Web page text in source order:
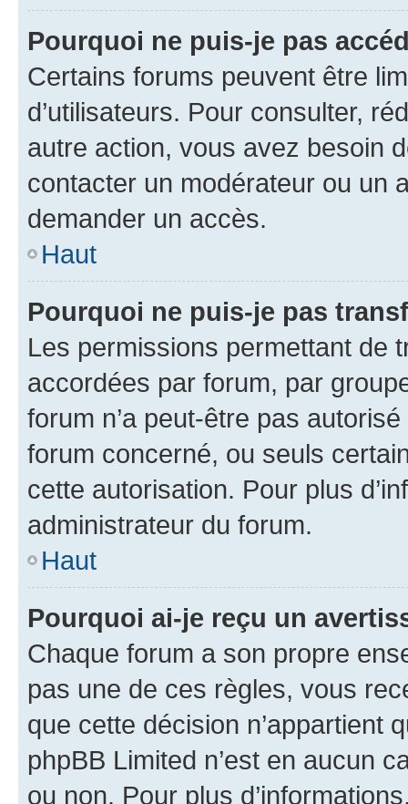
Pourquoi ne puis-je pas
Certains forums peuvent être
d’utilisateurs. Pour consulter,
autre action, vous avez besoin
contacter un modérateur ou un
demander un accès.
Haut
Pourquoi ne puis-je pas
Les permissions permettant de
accordées par forum, par
forum n’a peut-être pas
forum concerné, ou seuls
cette autorisation. Pour plus
administrateur du forum.
Haut
Pourquoi ai-je reçu un
Chaque forum a son propre
pas une de ces règles, vous
que cette décision n’appartient
phpBB Limited n’est en aucun
ou non. Pour plus